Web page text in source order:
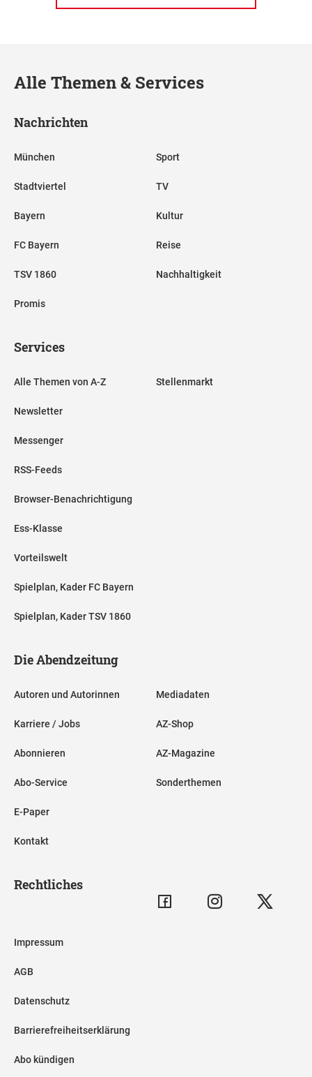
Alle Themen & Services
Nachrichten
München
Stadtviertel
Bayern
FC Bayern
TSV 1860
Promis
Sport
TV
Kultur
Reise
Nachhaltigkeit
Services
Alle Themen von A-Z
Newsletter
Messenger
RSS-Feeds
Browser-Benachrichtigung
Ess-Klasse
Vorteilswelt
Spielplan, Kader FC Bayern
Spielplan, Kader TSV 1860
Stellenmarkt
Die Abendzeitung
Autoren und Autorinnen
Karriere / Jobs
Abonnieren
Abo-Service
E-Paper
Kontakt
Mediadaten
AZ-Shop
AZ-Magazine
Sonderthemen
Rechtliches
Impressum
AGB
Datenschutz
Barrierefreiheitserklärung
Abo kündigen